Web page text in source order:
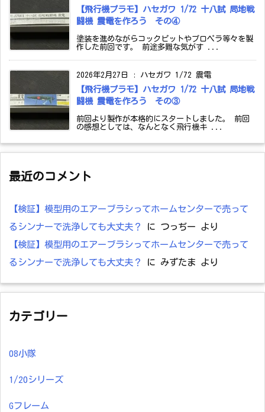
【飛行機プラモ】ハセガワ 1/72 十八試 局地戦
闘機 震電を作ろう その④
塗装を進めながらコックピットやプロペラ等々を製
作した前回です。 前途多難な気がす ...
2026年2月27日 : ハセガワ 1/72 震電
【飛行機プラモ】ハセガワ 1/72 十八試 局地戦
闘機 震電を作ろう その③
前回より製作が本格的にスタートしました。 前回
の感想としては、なんとなく飛行機キ ...
最近のコメント
【検証】模型用のエアーブラシってホームセンターで売って
るシンナーで洗浄しても大丈夫？
に つっぢー より
【検証】模型用のエアーブラシってホームセンターで売って
るシンナーで洗浄しても大丈夫？
に みずたま より
カテゴリー
08小隊
1/20シリーズ
Gフレーム